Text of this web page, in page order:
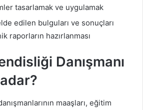
tasarlamak ve uygulamak
edilen bulguları ve sonuçları
raporların hazırlanması
Danışmanı
maaşları, eğitim